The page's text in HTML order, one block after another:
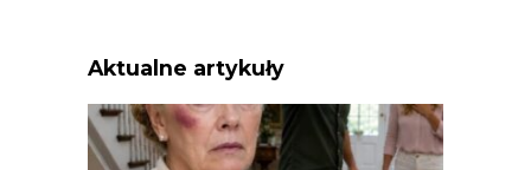
Aktualne artykuły